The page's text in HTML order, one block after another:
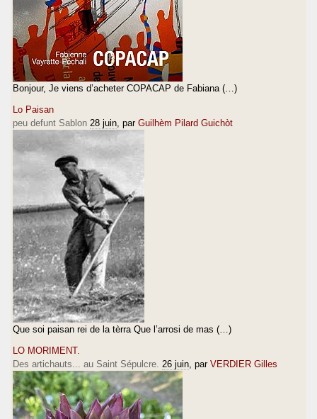
Bonjour, Je viens d’acheter COPACAP de Fabiana (…)
Lo Paisan
peu defunt Sablon 28 juin , par Guilhèm Pilard Guichòt
Que soi paisan rei de la tèrra Que l’arrosi de mas (…)
LO MORIMENT.
Des artichauts... au Saint Sépulcre. 26 juin , par VERDIER Gilles